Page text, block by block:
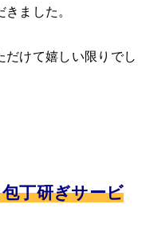
ました。
だけて嬉しい限りでし
丁研ぎサービ